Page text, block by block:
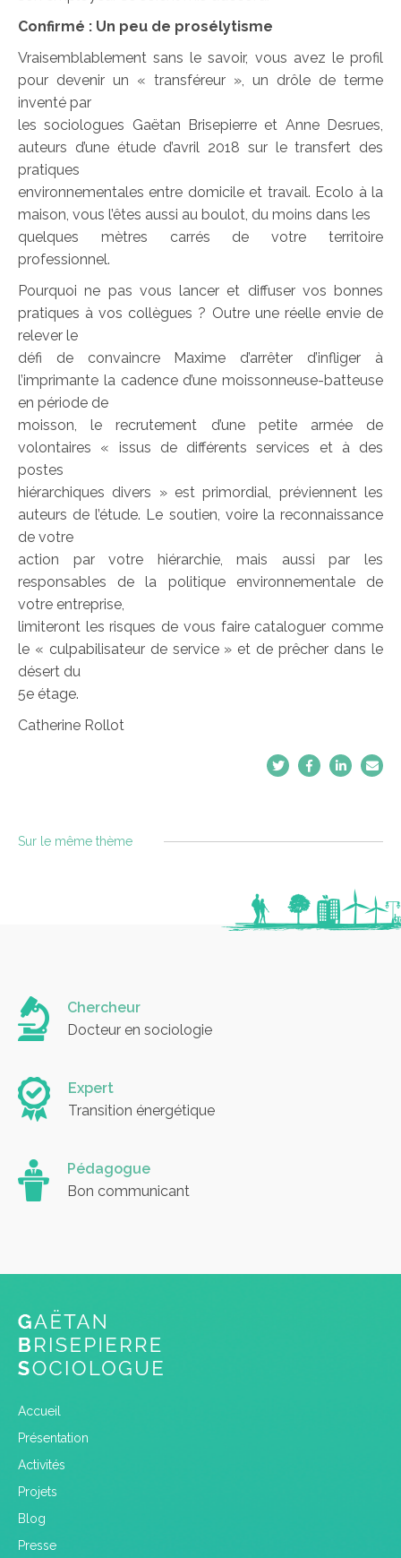
Confirmé : Un peu de prosélytisme
Vraisemblablement sans le savoir, vous avez le profil
pour devenir un « transféreur », un drôle de terme
inventé par
les sociologues Gaëtan Brisepierre et Anne Desrues,
auteurs d’une étude d’avril 2018 sur le transfert des
pratiques
environnementales entre domicile et travail. Ecolo à la
maison, vous l’êtes aussi au boulot, du moins dans les
quelques mètres carrés de votre territoire
professionnel.
Pourquoi ne pas vous lancer et diffuser vos bonnes
pratiques à vos collègues ? Outre une réelle envie de
relever le
défi de convaincre Maxime d’arrêter d’infliger à
l’imprimante la cadence d’une moissonneuse-batteuse
en période de
moisson, le recrutement d’une petite armée de
volontaires « issus de différents services et à des
postes
hiérarchiques divers » est primordial, préviennent les
auteurs de l’étude. Le soutien, voire la reconnaissance
de votre
action par votre hiérarchie, mais aussi par les
responsables de la politique environnementale de
votre entreprise,
limiteront les risques de vous faire cataloguer comme
le « culpabilisateur de service » et de prêcher dans le
désert du
5e étage.
Catherine Rollot
Sur le même thème
Chercheur
Docteur en sociologie
Expert
Transition énergétique
Pédagogue
Bon communicant
Accueil
Présentation
Activités
Projets
Blog
Presse